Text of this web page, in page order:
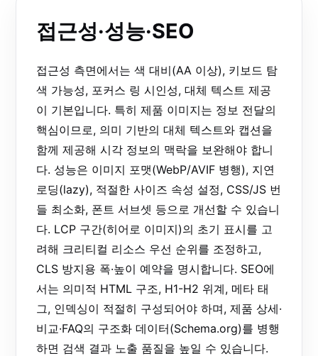
접근성·성능·SEO
접근성 측면에서는 색 대비(AA 이상), 키보드 탐
색 가능성, 포커스 링 시인성, 대체 텍스트 제공
이 기본입니다. 특히 제품 이미지는 정보 전달의
핵심이므로, 의미 기반의 대체 텍스트와 캡션을
함께 제공해 시각 정보의 맥락을 보완해야 합니
다. 성능은 이미지 포맷(WebP/AVIF 병행), 지연
로딩(lazy), 적절한 사이즈 속성 설정, CSS/JS 번
들 최소화, 폰트 서브셋 등으로 개선할 수 있습니
다. LCP 구간(히어로 이미지)의 초기 표시를 고
려해 크리티컬 리소스 우선 순위를 조정하고,
CLS 방지용 폭·높이 예약을 명시합니다. SEO에
서는 의미적 HTML 구조, H1-H2 위계, 메타 태
그, 인덱싱이 적절히 구성되어야 하며, 제품 상세·
비교·FAQ의 구조화 데이터(Schema.org)를 병행
하면 검색 결과 노출 품질을 높일 수 있습니다.